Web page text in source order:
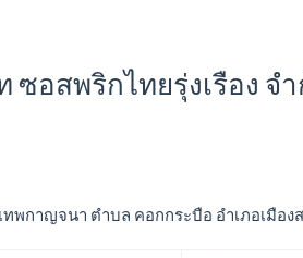
ซอสพริกไทยรุ่งเรือง
ทพกาญจนา ตำบล คอกกระบือ อำเภอเมือ